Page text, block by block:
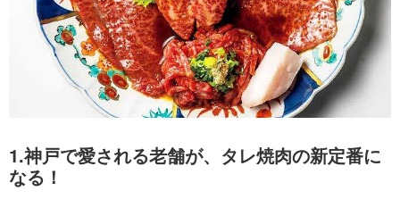
1.神戸で愛される老舗が、タレ焼肉の新定番に
なる！